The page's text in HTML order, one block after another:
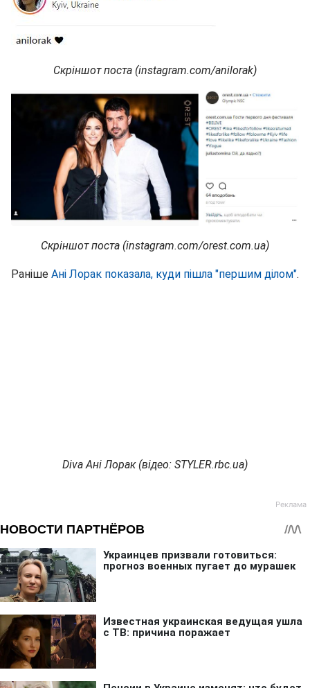
Скріншот поста (instagram.com/anilorak)
Скріншот поста (instagram.com/orest.com.ua)
Раніше Ані Лорак показала, куди пішла "першим ділом".
Diva Ані Лорак (відео: STYLER.rbc.ua)